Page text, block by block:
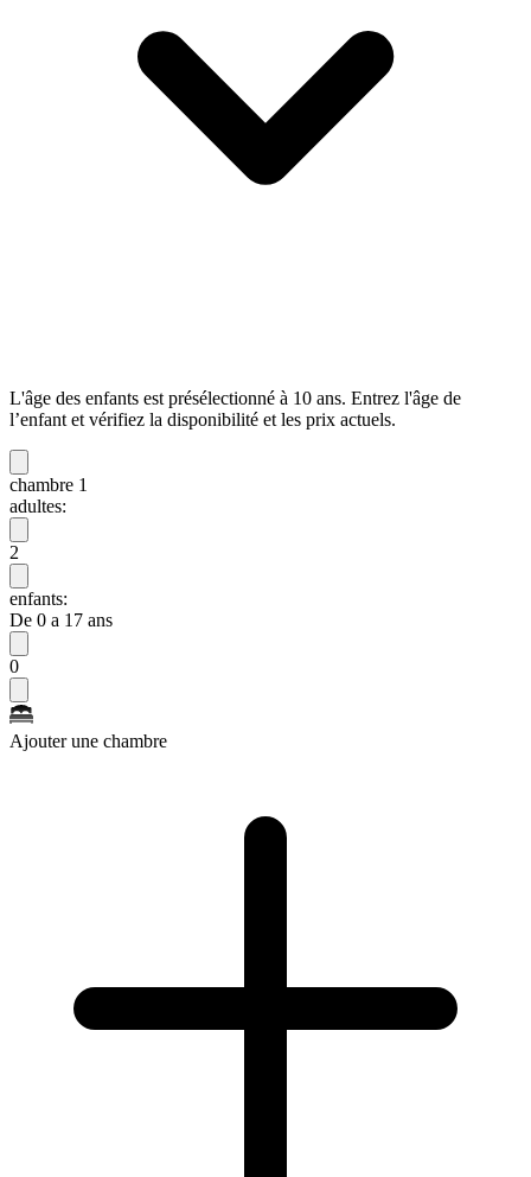
L'âge des enfants est présélectionné à 10 ans. Entrez l'âge de
l’enfant et vérifiez la disponibilité et les prix actuels.
chambre 1
adultes:
2
enfants:
De 0 a 17 ans
0
Ajouter une chambre